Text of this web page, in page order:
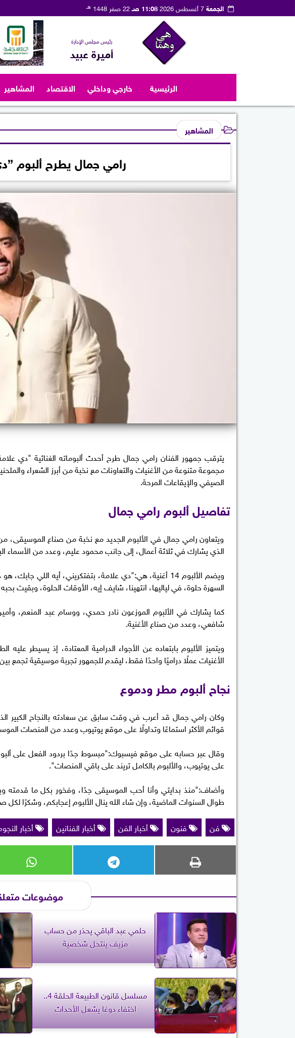
الجمعة7 أغسطس 2026 11:08 صـ 22 صفر 1448 هـ
رئيس مجلس الإدارة
أميرة عبيد
الرئيسية خارجي وداخلي الاقتصاد المشاهير
المشاهير
رامي جمال يطرح ألبوم
مجموعة متنوعة من الأغنيات والتعاونات مع نخبة من أبرز الشعراء
الصيفي والإيقاعات المرحة.
تفاصيل ألبوم رامي جمال
ويتعاون رامي جمال في الألبوم الجديد مع نخبة من صناع
الذي يشارك في ثلاثة أعمال، إلى جانب محمود عليم، وعدد من الأسماء
ويضم الألبوم 14 أغنية، هي:"دي علامة، بتفتكريني، أيه
السهرة حلوة، في لياليها، انتهينا، شايف إيه، الأوقات الحلوة، وبقيت
كما يشارك في الألبوم الموزعون نادر حمدي، ووسام عبد المنعم،
شافعي، وعدد من صناع الأغنية.
ويتميز الألبوم بابتعاده عن الأجواء الدرامية المعتادة، إذ يسيطر
الأغنيات عملًا دراميًا واحدًا فقط، ليقدم للجمهور تجربة موسيقية تجمع
نجاح ألبوم مطر ودموع
وكان رامي جمال قد أعرب في وقت سابق عن سعادته بالنجاح الكبير
قوائم الأكثر استماعًا وتداولًا على موقع يوتيوب وعدد من المنصات
على يوتيوب، والألبوم بالكامل تريند على باقي المنصات".
وأضاف:"منذ بدايتي وأنا أحب الموسيقى جدًا، وفخور بكل ما قدمته
طوال السنوات الماضية، وإن شاء الله ينال الألبوم إعجابكم، وشكرًا لكل
فن
فنون أخبار الفن أخبار الفنانين أخبار
موضوعات
حلمي عبد الباقي يحذر من حساب
مزيف ينتحل شخصية
مسلسل قانون الطبيعة الحلقة 4..
اختفاء دوغا يشعل الأحداث